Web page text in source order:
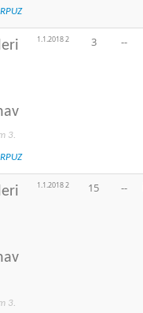
3.
1.1.2018 2 3 --
3.
1.1.2018 2 15 --